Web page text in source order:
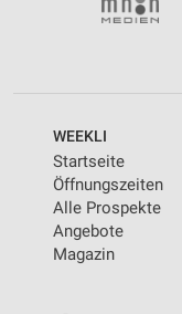
WEEKLI
Startseite
Öffnungszeiten
Alle Prospekte
Angebote
Magazin